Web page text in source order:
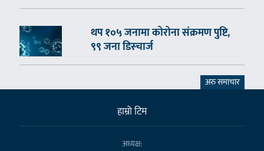
थप १०५ जनामा कोरोना संक्रमण पुष्टि,
९९ जना डिस्चार्ज
अरु समाचार
हाम्राे टिम
अध्यक्ष: